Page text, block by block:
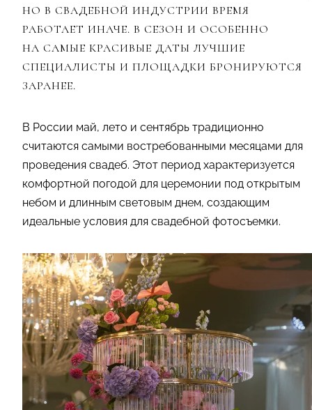
НО В СВАДЕБНОЙ ИНДУСТРИИ ВРЕМЯ
РАБОТАЕТ ИНАЧЕ. В СЕЗОН И ОСОБЕННО
НА САМЫЕ КРАСИВЫЕ ДАТЫ ЛУЧШИЕ
СПЕЦИАЛИСТЫ И ПЛОЩАДКИ БРОНИРУЮТСЯ
ЗАРАНЕЕ.
В России май, лето и сентябрь традиционно
считаются самыми востребованными месяцами для
проведения свадеб. Этот период характеризуется
комфортной погодой для церемонии под открытым
небом и длинным световым днем, создающим
идеальные условия для свадебной фотосъемки.